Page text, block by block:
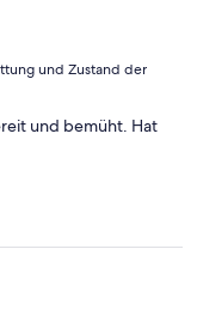
und Zustand der
und bemüht. Hat